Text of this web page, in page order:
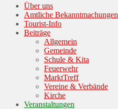
Menu
Skip
content
Über uns
Amtliche Bekanntmachungen
Tourist-Info
Beiträge
Allgemein
Gemeinde
Schule & Kita
Feuerwehr
MarktTreff
Vereine & Verbände
Kirche
Veranstaltungen